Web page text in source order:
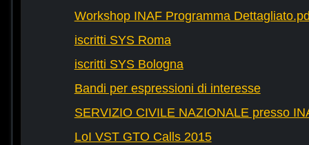
Workshop INAF Programma
iscritti SYS Roma
iscritti SYS Bologna
Bandi per espressioni di interesse
SERVIZIO CIVILE NAZIONALE presso
LoI VST GTO Calls 2015